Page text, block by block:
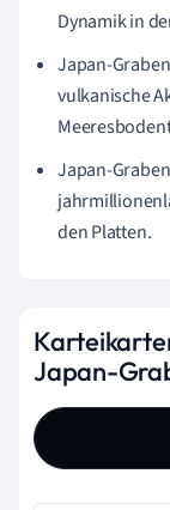
Dynamik in
Japan-
vulkanische
Japan-
den Platten.
Japan-